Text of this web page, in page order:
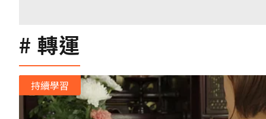
轉運
持續學習